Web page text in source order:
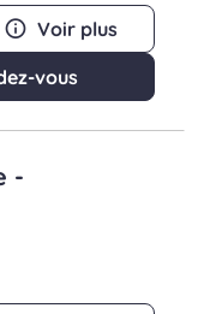
Voir plus
vous
-